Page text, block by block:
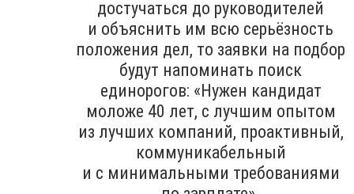
достучаться до руководителей
и объяснить им всю серьёзность
положения дел, то заявки на подбор
будут напоминать поиск
единорогов: «Нужен кандидат
моложе 40 лет, с лучшим опытом
из лучших компаний, проактивный,
коммуникабельный
и с минимальными требованиями